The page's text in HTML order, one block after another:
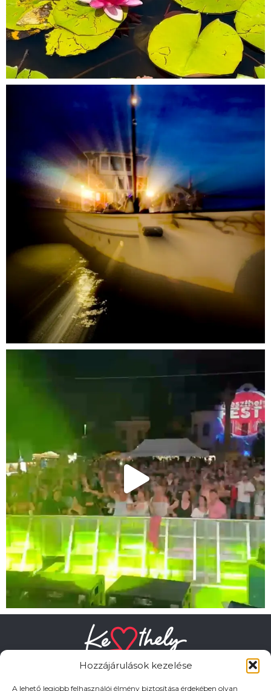
Hozzájárulások kezelése
A lehető legjobb felhasználói élmény biztosítása érdekében olyan